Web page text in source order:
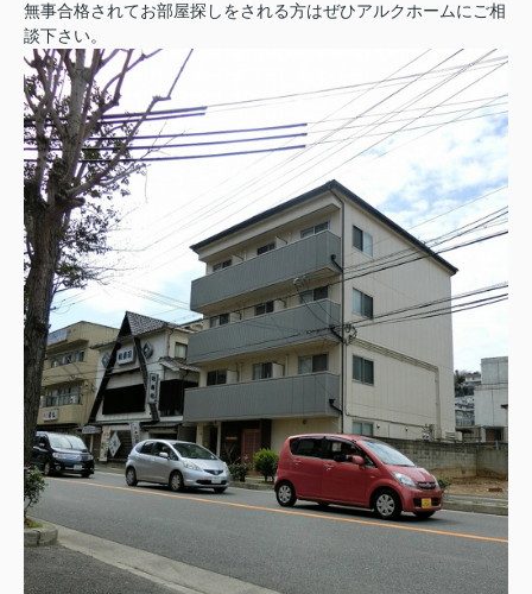
無事合格されてお部屋探しをされる方はぜひアルクホームにご相
談下さい。